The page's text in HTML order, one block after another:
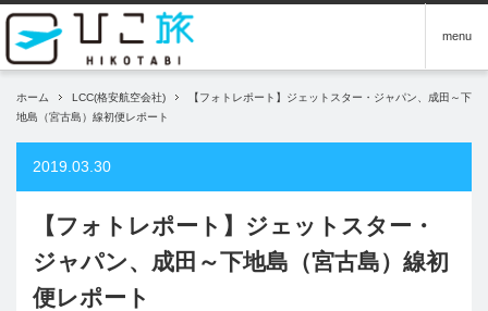
menu
ホーム LCC(格安航空会社)
【フォトレポート】ジェットスター・ジャパン、成田～下
地島（宮古島）線初便レポート
2019.03.30
【フォトレポート】ジェットスター・
ジャパン、成田～下地島（宮古島）線初
便レポート